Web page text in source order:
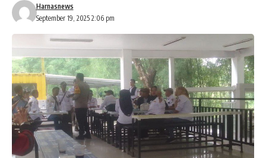
September 19, 2025 2:06 pm
Harnasnews